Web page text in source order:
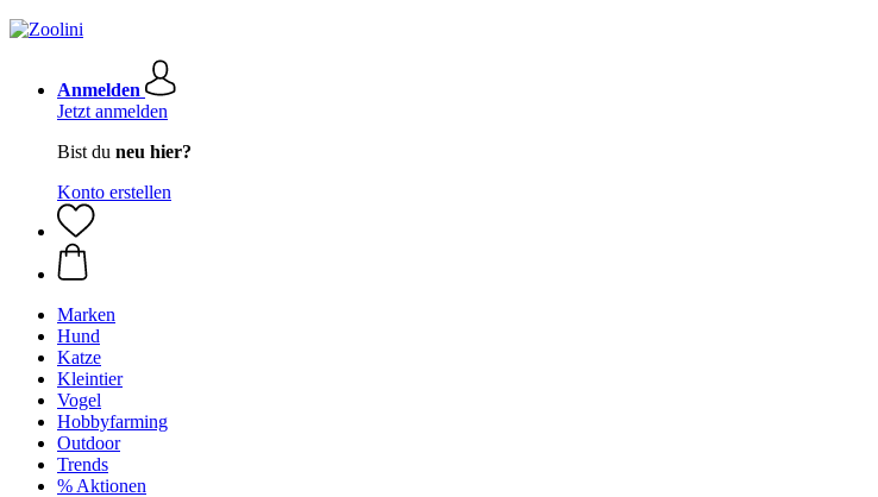
Anmelden
Jetzt anmelden
Bist du neu hier?
Konto erstellen
Marken
Hund
Katze
Kleintier
Vogel
Hobbyfarming
Outdoor
Trends
% Aktionen